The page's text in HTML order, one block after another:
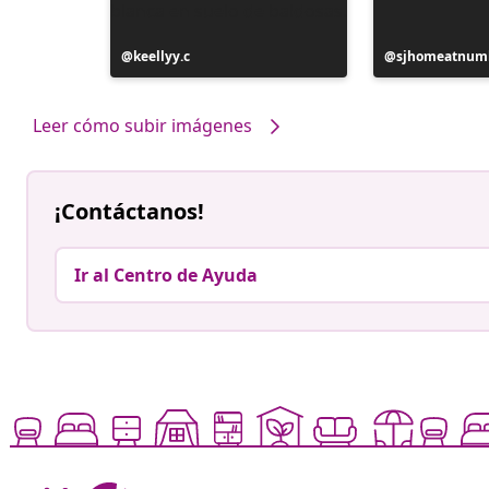
Publicación
realizada
keellyy.c
Publicación
realizada
Leer cómo subir imágenes
¡Contáctanos!
Ir al Centro de Ayuda